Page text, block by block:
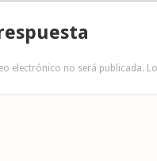
electrónico no será publicada.